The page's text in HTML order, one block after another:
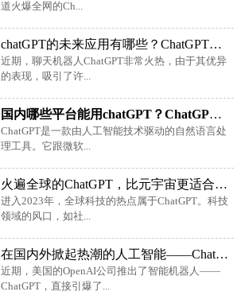
道火爆全网的Ch...
chatGPT的未来应用有哪些？ChatGPT潜在的商业模式
近期，聊天机器人ChatGPT非常火热，由于其优异
的表现，吸引了许...
国内哪些平台能用chatGPT？ChatGPT国内能用吗？
ChatGPT是一款由人工智能技术驱动的自然语言处
理工具。它跟微软...
火遍全球的ChatGPT，比元宇宙更适合影视行业
进入2023年，全球科技的热点属于ChatGPT。科技
领域的风口，如社...
在国内外掀起热潮的人工智能——ChatGPT，到底有多“智能”
近期，美国的OpenAI公司推出了智能机器人——
ChatGPT，直接引爆了...